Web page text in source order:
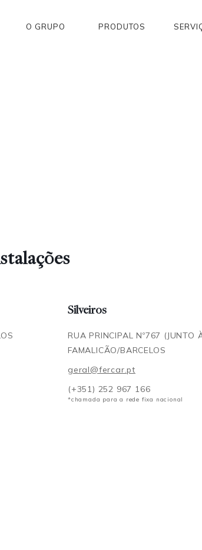
O GRUPO PRODUTOS
Silveiros
RUA PRINCIPAL Nº767 (JUNTO
FAMALICÃO/BARCELOS
geral@fercar.pt
(+351) 252 967 166
*chamada para a rede fixa nacional